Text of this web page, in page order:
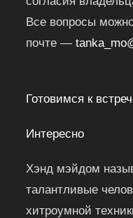
Все вопросы
почте —
Готовимся к
Интересно
Хэнд мэйдом
талантливые
хитроумной